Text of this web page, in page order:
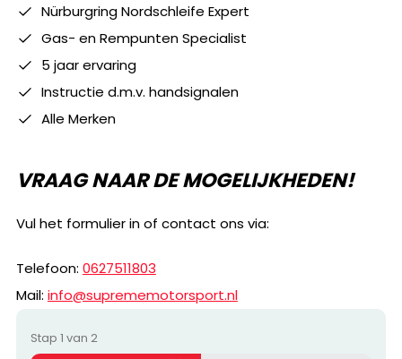
Nürburgring Nordschleife Expert
Gas- en Rempunten Specialist
5 jaar ervaring
Instructie d.m.v. handsignalen
Alle Merken
VRAAG NAAR DE MOGELIJKHEDEN!
Vul het formulier in of contact ons via:
Telefoon: 0627511803
Mail: info@suprememotorsport.nl
Stap1 van 2